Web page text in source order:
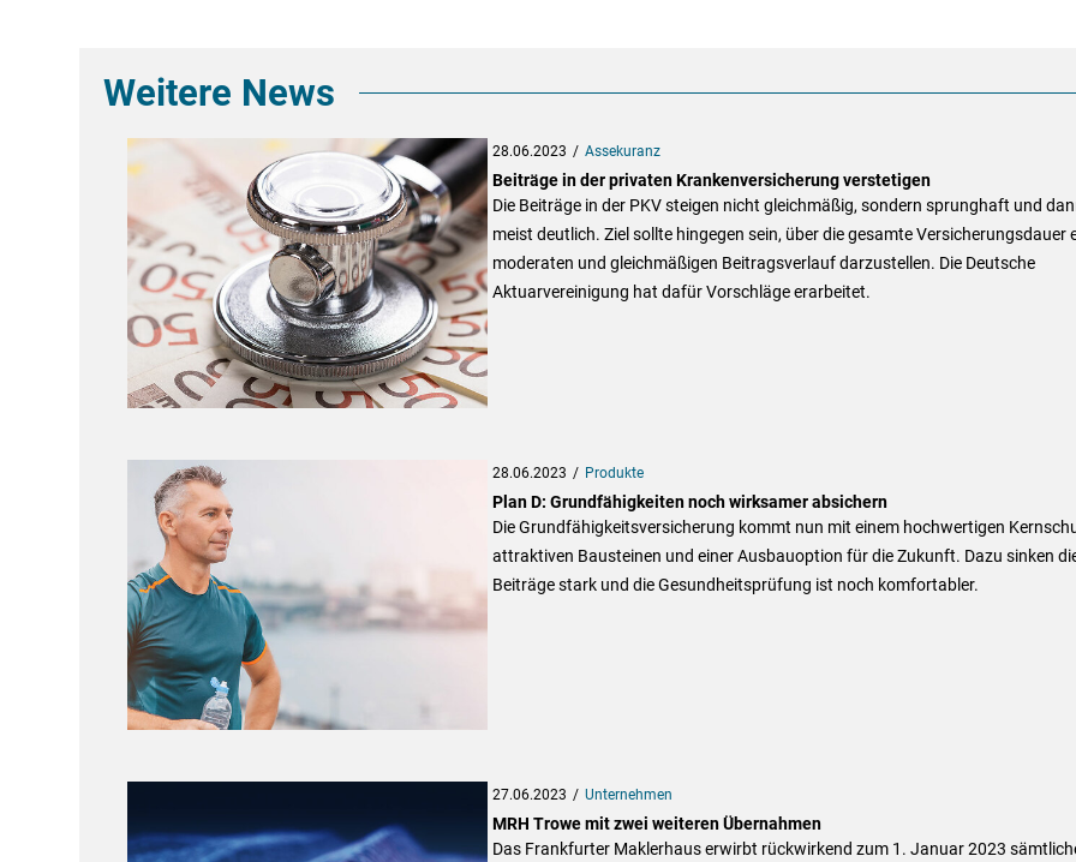
Weitere News
28.06.2023 Assekuranz
Beiträge in der privaten Krankenversicherung verstetigen
Die Beiträge in der PKV steigen nicht gleichmäßig, sondern sprunghaft und
meist deutlich. Ziel sollte hingegen sein, über die gesamte Versicherungsdauer
moderaten und gleichmäßigen Beitragsverlauf darzustellen. Die Deutsche
Aktuarvereinigung hat dafür Vorschläge erarbeitet.
28.06.2023 Produkte
Plan D: Grundfähigkeiten noch wirksamer absichern
Die Grundfähigkeitsversicherung kommt nun mit einem hochwertigen
attraktiven Bausteinen und einer Ausbauoption für die Zukunft. Dazu sinken
Beiträge stark und die Gesundheitsprüfung ist noch komfortabler.
27.06.2023 Unternehmen
MRH Trowe mit zwei weiteren Übernahmen
Das Frankfurter Maklerhaus erwirbt rückwirkend zum 1. Januar 2023